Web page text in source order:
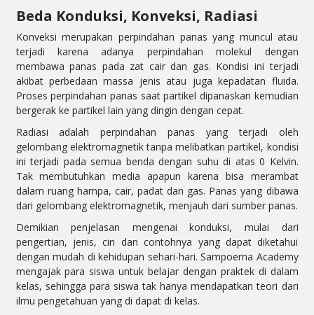
Beda Konduksi, Konveksi, Radiasi
Konveksi merupakan perpindahan panas yang muncul atau
terjadi karena adanya perpindahan molekul dengan
membawa panas pada zat cair dan gas. Kondisi ini terjadi
akibat perbedaan massa jenis atau juga kepadatan fluida.
Proses perpindahan panas saat partikel dipanaskan kemudian
bergerak ke partikel lain yang dingin dengan cepat.
Radiasi adalah perpindahan panas yang terjadi oleh
gelombang elektromagnetik tanpa melibatkan partikel, kondisi
ini terjadi pada semua benda dengan suhu di atas 0 Kelvin.
Tak membutuhkan media apapun karena bisa merambat
dalam ruang hampa, cair, padat dan gas. Panas yang dibawa
dari gelombang elektromagnetik, menjauh dari sumber panas.
Demikian penjelasan mengenai konduksi, mulai dari
pengertian, jenis, ciri dan contohnya yang dapat diketahui
dengan mudah di kehidupan sehari-hari. Sampoerna Academy
mengajak para siswa untuk belajar dengan praktek di dalam
kelas, sehingga para siswa tak hanya mendapatkan teori dari
ilmu pengetahuan yang di dapat di kelas.